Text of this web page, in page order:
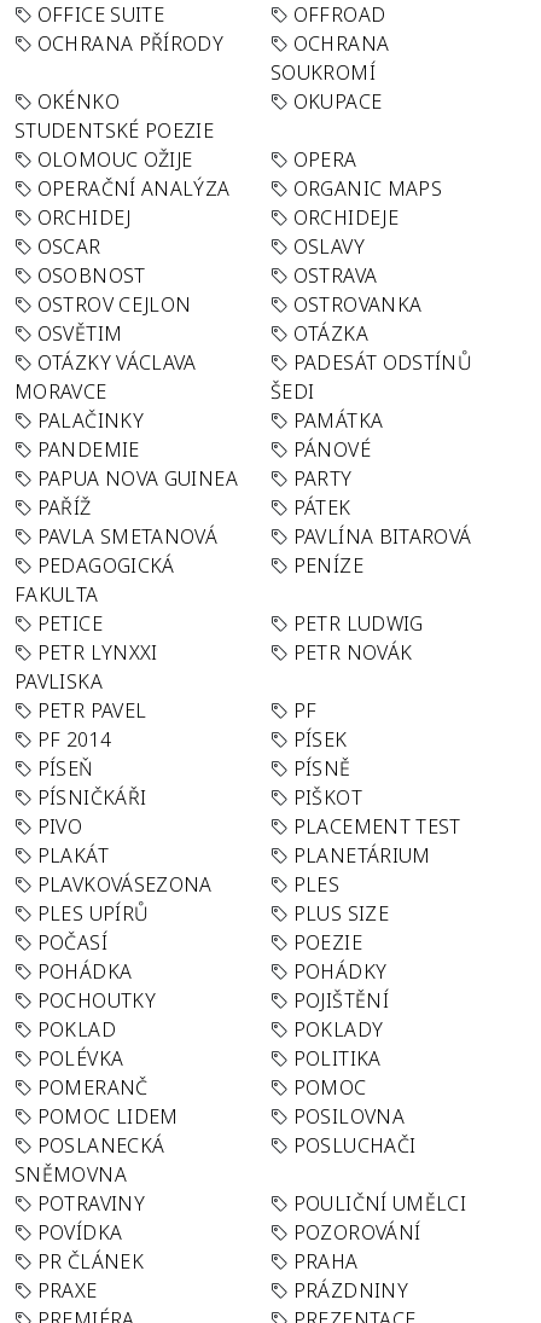
OFFICE SUITE
OFFROAD
OCHRANA PŘÍRODY
OCHRANA
SOUKROMÍ
OKÉNKO
STUDENTSKÉ POEZIE
OKUPACE
OLOMOUC OŽIJE
OPERA
OPERAČNÍ ANALÝZA
ORGANIC MAPS
ORCHIDEJ
ORCHIDEJE
OSCAR
OSLAVY
OSOBNOST
OSTRAVA
OSTROV CEJLON
OSTROVANKA
OSVĚTIM
OTÁZKA
OTÁZKY VÁCLAVA
MORAVCE
PADESÁT ODSTÍNŮ
ŠEDI
PALAČINKY
PAMÁTKA
PANDEMIE
PÁNOVÉ
PAPUA NOVA GUINEA
PARTY
PAŘÍŽ
PÁTEK
PAVLA SMETANOVÁ
PAVLÍNA BITAROVÁ
PEDAGOGICKÁ
FAKULTA
PENÍZE
PETICE
PETR LUDWIG
PETR LYNXXI
PAVLISKA
PETR NOVÁK
PETR PAVEL
PF
PF 2014
PÍSEK
PÍSEŇ
PÍSNĚ
PÍSNIČKÁŘI
PIŠKOT
PIVO
PLACEMENT TEST
PLAKÁT
PLANETÁRIUM
PLAVKOVÁSEZONA
PLES
PLES UPÍRŮ
PLUS SIZE
POČASÍ
POEZIE
POHÁDKA
POHÁDKY
POCHOUTKY
POJIŠTĚNÍ
POKLAD
POKLADY
POLÉVKA
POLITIKA
POMERANČ
POMOC
POMOC LIDEM
POSILOVNA
POSLANECKÁ
SNĚMOVNA
POSLUCHAČI
POTRAVINY
POULIČNÍ UMĚLCI
POVÍDKA
POZOROVÁNÍ
PR ČLÁNEK
PRAHA
PRAXE
PRÁZDNINY